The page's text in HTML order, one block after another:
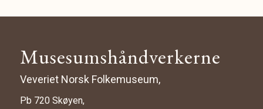
Musesumshåndverkerne
Veveriet Norsk Folkemuseum,
Pb 720 Skøyen,